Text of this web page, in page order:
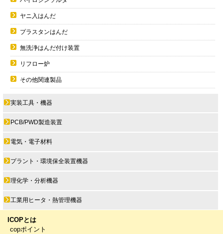
ヤニ入はんだ
プラスタンはんだ
無洗浄はんだ付け装置
リフロー炉
その他関連製品
実装工具・機器
PCB/PWD製造装置
電気・電子材料
プラント・環境保全装置機器
理化学・分析機器
工業用ヒータ・熱管理機器
ICOPとは
copポイント